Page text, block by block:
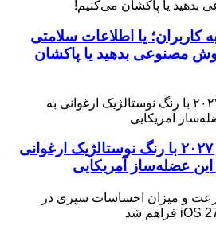
کاربران؛ یا اطلاعات سلامتی
مصنوعی بدهید یا پاکشان
رونمایی از دوج چارجر ۲۰۲۷ با رنگ نوستالژیک ارغوانی